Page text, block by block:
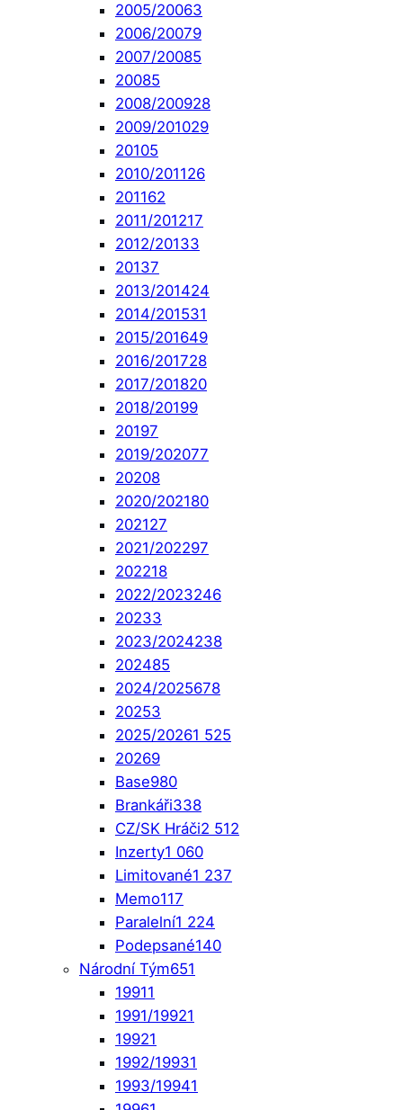
2005/20063
2006/20079
2007/20085
20085
2008/200928
2009/201029
20105
2010/201126
201162
2011/201217
2012/20133
20137
2013/201424
2014/201531
2015/201649
2016/201728
2017/201820
2018/20199
20197
2019/202077
20208
2020/202180
202127
2021/202297
202218
2022/2023246
20233
2023/2024238
202485
2024/2025678
20253
2025/20261 525
20269
Base980
Brankáři338
CZ/SK Hráči2 512
Inzerty1 060
Limitované1 237
Memo117
Paralelní1 224
Podepsané140
Národní Tým651
19911
1991/19921
19921
1992/19931
1993/19941